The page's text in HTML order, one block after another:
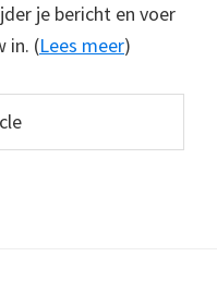
je bericht en voer
in. (Lees meer)